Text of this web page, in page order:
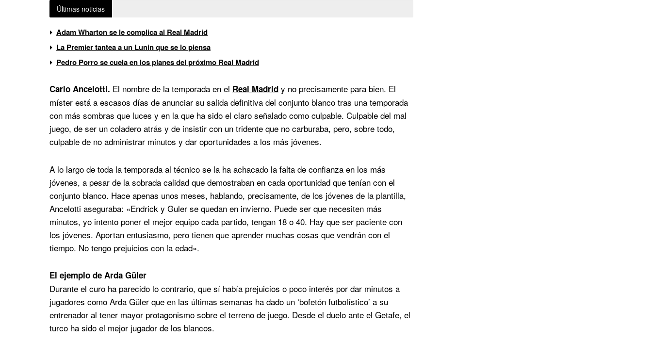
Últimas noticias
Adam Wharton se le complica al Real Madrid
La Premier tantea a un Lunin que se lo piensa
Pedro Porro se cuela en los planes del próximo Real Madrid
Carlo Ancelotti. El nombre de la temporada en el Real Madrid y no precisamente para bien. El
míster está a escasos días de anunciar su salida definitiva del conjunto blanco tras una temporada
con más sombras que luces y en la que ha sido el claro señalado como culpable. Culpable del mal
juego, de ser un coladero atrás y de insistir con un tridente que no carburaba, pero, sobre todo,
culpable de no administrar minutos y dar oportunidades a los más jóvenes.
A lo largo de toda la temporada al técnico se la ha achacado la falta de confianza en los más
jóvenes, a pesar de la sobrada calidad que demostraban en cada oportunidad que tenían con el
conjunto blanco. Hace apenas unos meses, hablando, precisamente, de los jóvenes de la plantilla,
Ancelotti aseguraba: «Endrick y Guler se quedan en invierno. Puede ser que necesiten más
minutos, yo intento poner el mejor equipo cada partido, tengan 18 o 40. Hay que ser paciente con
los jóvenes. Aportan entusiasmo, pero tienen que aprender muchas cosas que vendrán con el
tiempo. No tengo prejuicios con la edad».
El ejemplo de Arda Güler
Durante el curo ha parecido lo contrario, que sí había prejuicios o poco interés por dar minutos a
jugadores como Arda Güler que en las últimas semanas ha dado un ‘bofetón futbolístico’ a su
entrenador al tener mayor protagonismo sobre el terreno de juego. Desde el duelo ante el Getafe, el
turco ha sido el mejor jugador de los blancos.